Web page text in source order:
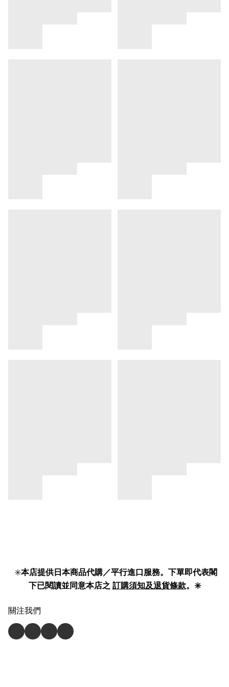
✳️本店提供日本商品代購／平行進口服務。下單即代表閣
下已閱讀並同意本店之 訂購須知及退貨條款。✳️
關注我們